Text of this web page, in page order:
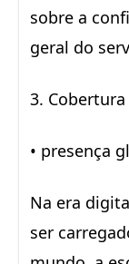
sobre a
geral do
3.
• presença
Na era
ser